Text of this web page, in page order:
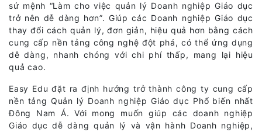
sứ mệnh “Làm cho việc quản lý Doanh nghiệp Giáo dục
trở nên dễ dàng hơn”. Giúp các Doanh nghiệp Giáo dục
thay đổi cách quản lý, đơn giản, hiệu quả hơn bằng cách
cung cấp nền tảng công nghệ đột phá, có thể ứng dụng
dễ dàng, nhanh chóng với chi phí thấp, mang lại hiệu
quả cao.
Easy Edu đặt ra định hướng trở thành công ty cung cấp
nền tảng Quản lý Doanh nghiệp Giáo dục Phổ biến nhất
Đông Nam Á. Với mong muốn giúp các doanh nghiệp
Giáo dục dễ dàng quản lý và vận hành Doanh nghiệp,